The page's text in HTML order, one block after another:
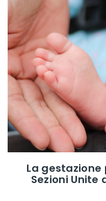
La
Sezioni Unite